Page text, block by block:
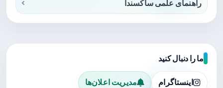
راهنمای علمی ساکسندا
ما را دنبال کنید
اینستاگرام مدیریت اعلان‌ها